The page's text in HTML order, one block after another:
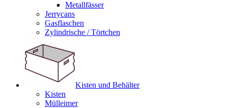
Metallfässer
Jerrycans
Gasflaschen
Zylindrische / Törtchen
Kisten und Behälter
Kisten
Mülleimer